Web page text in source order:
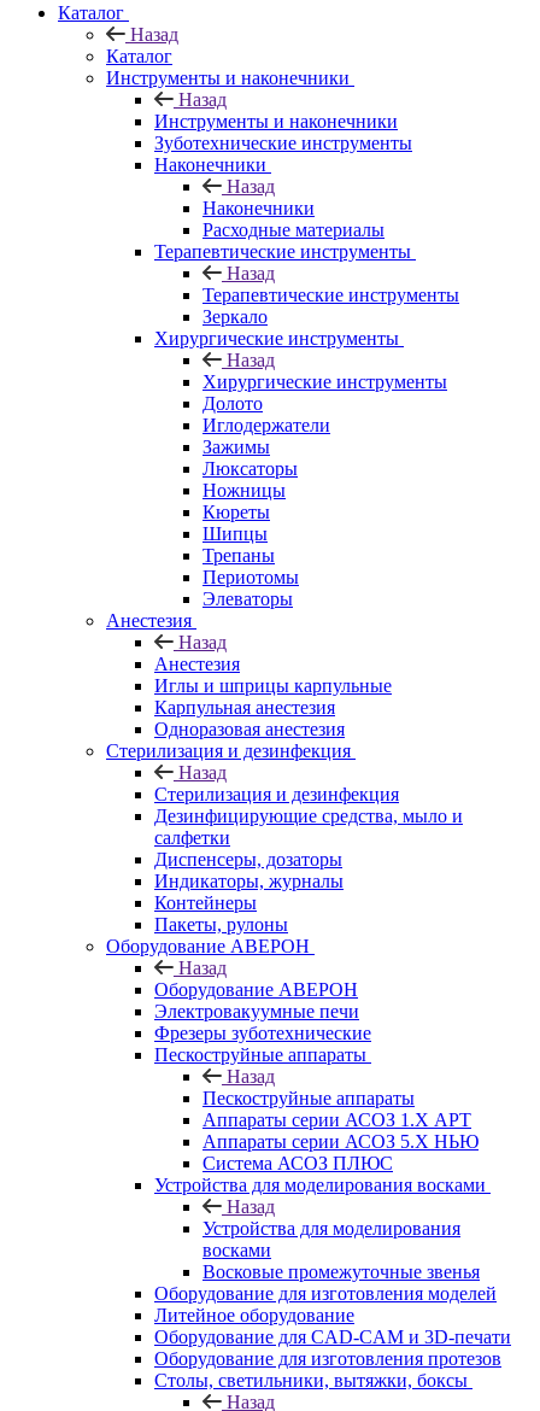
Каталог
Назад
Каталог
Инструменты и наконечники
Назад
Инструменты и наконечники
Зуботехнические инструменты
Наконечники
Назад
Наконечники
Расходные материалы
Терапевтические инструменты
Назад
Терапевтические инструменты
Зеркало
Хирургические инструменты
Назад
Хирургические инструменты
Долото
Иглодержатели
Зажимы
Люксаторы
Ножницы
Кюреты
Шипцы
Трепаны
Периотомы
Элеваторы
Анестезия
Назад
Анестезия
Иглы и шприцы карпульные
Карпульная анестезия
Одноразовая анестезия
Стерилизация и дезинфекция
Назад
Стерилизация и дезинфекция
Дезинфицирующие средства, мыло и
салфетки
Диспенсеры, дозаторы
Индикаторы, журналы
Контейнеры
Пакеты, рулоны
Оборудование АВЕРОН
Назад
Оборудование АВЕРОН
Электровакуумные печи
Фрезеры зуботехнические
Пескоструйные аппараты
Назад
Пескоструйные аппараты
Аппараты серии АСОЗ 1.Х АРТ
Аппараты серии АСОЗ 5.Х НЬЮ
Система АСОЗ ПЛЮС
Устройства для моделирования восками
Назад
Устройства для моделирования
восками
Восковые промежуточные звенья
Оборудование для изготовления моделей
Литейное оборудование
Оборудование для CAD-CAM и 3D-печати
Оборудование для изготовления протезов
Cтолы, светильники, вытяжки, боксы
Назад